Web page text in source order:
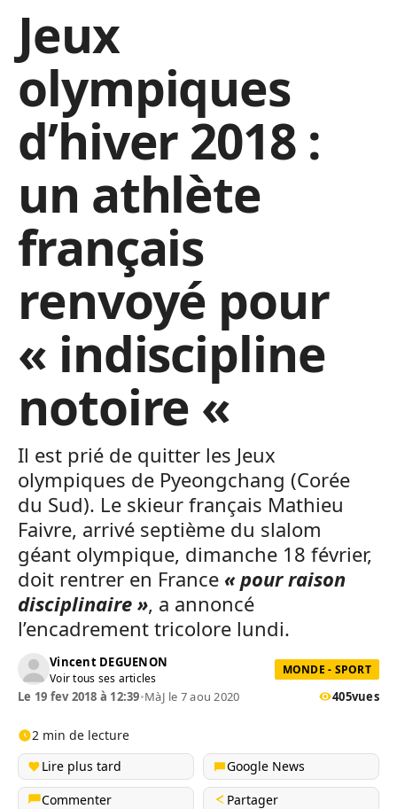
Jeux
olympiques
d’hiver 2018 :
un athlète
français
renvoyé pour
« indiscipline
notoire «
Il est prié de quitter les Jeux
olympiques de Pyeongchang (Corée
du Sud). Le skieur français Mathieu
Faivre, arrivé septième du slalom
géant olympique, dimanche 18 février,
doit rentrer en France « pour raison
disciplinaire », a annoncé
l’encadrement tricolore lundi.
Vincent DEGUENON
Voir tous ses articles
MONDE - SPORT
Le 19 fev 2018 à 12:39•MàJ le 7 aou 2020 405vues
2 min de lecture
Lire plus tard
Google News
Commenter
Partager